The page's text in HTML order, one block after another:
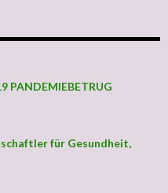
PANDEMIEBETRUG
für Gesundheit,